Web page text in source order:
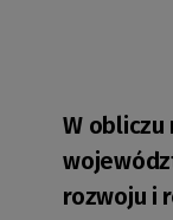
W obliczu
rozwoju i